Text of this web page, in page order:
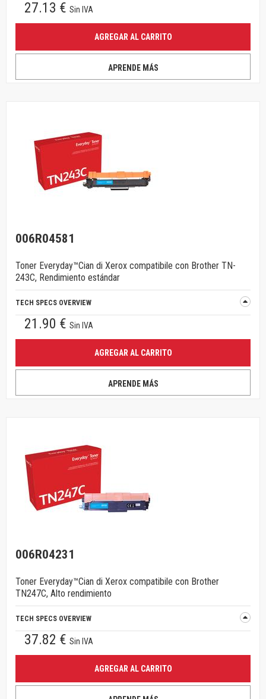
27.13 € Sin IVA
AGREGAR AL CARRITO
APRENDE MÁS
006R04581
Toner Everyday™Cian di Xerox compatibile con Brother TN-
243C, Rendimiento estándar
TECH SPECS OVERVIEW
21.90 € Sin IVA
AGREGAR AL CARRITO
APRENDE MÁS
006R04231
Toner Everyday™Cian di Xerox compatibile con Brother
TN247C, Alto rendimiento
TECH SPECS OVERVIEW
37.82 € Sin IVA
AGREGAR AL CARRITO